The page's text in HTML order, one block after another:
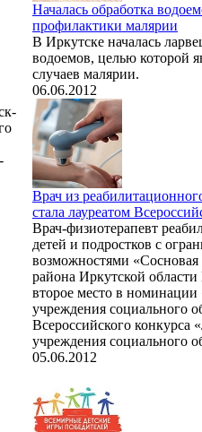
Началась обработка
профилактики малярии
В Иркутске началась
водоемов, целью которой
случаев малярии.
06.06.2012
Врач из
стала лауреатом
Врач-физиотерапевт
детей и подростков с
возможностями «Сосновая
района Иркутской
второе место в
учреждения социального
Всероссийского конкурса
учреждения социального
05.06.2012